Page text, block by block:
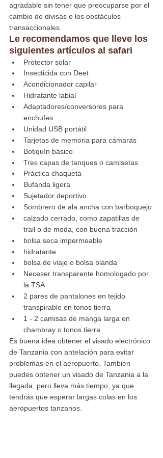
agradable sin tener que preocuparse por el
cambio de divisas o los obstáculos
transaccionales.
Le recomendamos que lleve los
siguientes artículos al safari
Protector solar
Insecticida con Deet
Acondicionador capilar
Hidratante labial
Adaptadores/conversores para
enchufes
Unidad USB portátil
Tarjetas de memoria para cámaras
Botiquín básico
Tres capas de tanques o camisetas
Práctica chaqueta
Bufanda ligera
Sujetador deportivo
Sombrero de ala ancha con barboquejo
calzado cerrado, como zapatillas de
trail o de moda, con buena tracción
bolsa seca impermeable
hidratante
bolsa de viaje o bolsa blanda
Neceser transparente homologado por
la TSA
2 pares de pantalones en tejido
transpirable en tonos tierra
1 - 2 camisas de manga larga en
chambray o tonos tierra
Es buena idea obtener el visado electrónico
de Tanzania con antelación para evitar
problemas en el aeropuerto. También
puedes obtener un visado de Tanzania a la
llegada, pero lleva más tiempo, ya que
tendrás que esperar largas colas en los
aeropuertos tanzanos.